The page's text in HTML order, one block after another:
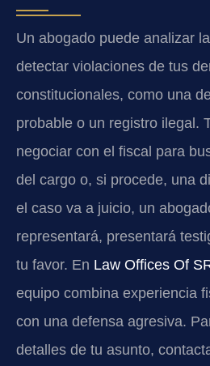
Un abogado puede analizar
detectar violaciones de tus
constitucionales, como una
probable o un registro ilegal.
negociar con el fiscal para
del cargo o, si procede, una
el caso va a juicio, un
representará, presentará
tu favor. En Law Offices Of
equipo combina experiencia
con una defensa agresiva.
detalles de tu asunto,